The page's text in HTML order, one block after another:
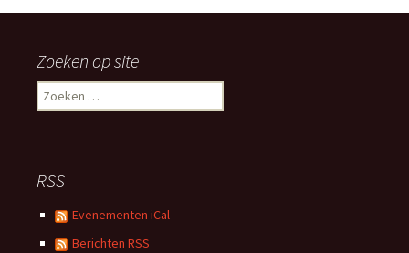
Zoeken op site
Zoeken
naar:
RSS
Evenementen iCal
Berichten RSS